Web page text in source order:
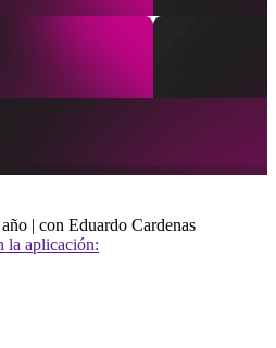
| con Eduardo Cardenas
la aplicación: